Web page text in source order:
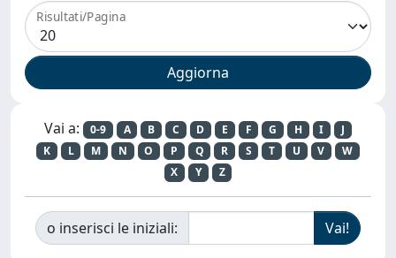
Risultati/Pagina
Vai a: 0-9 A B C D E F G H I
J
K
L M N O P Q R S T U V
W
X
Y Z
o inserisci le iniziali: